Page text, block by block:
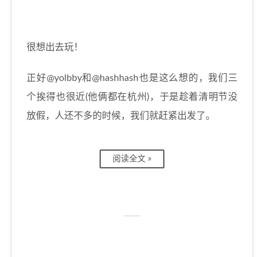
很想出去玩！
正好@yolbby和@hashhash也是这么想的，我们三
个挨得也很近(他俩都在杭州)，于是趁着清明节没
放假，人还不多的时候，我们就赶紧出发了。
阅读全文 »